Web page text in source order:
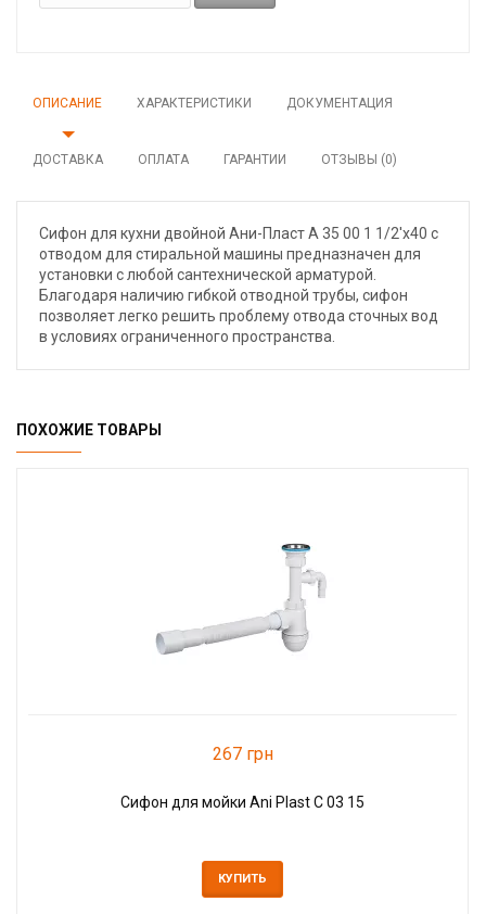
ОПИСАНИЕ ХАРАКТЕРИСТИКИ ДОКУМЕНТАЦИЯ
ДОСТАВКА ОПЛАТА ГАРАНТИИ ОТЗЫВЫ (0)
Сифон для кухни двойной Ани-Пласт А 35 00 1 1/2'x40 с
отводом для стиральной машины предназначен для
установки с любой сантехнической арматурой.
Благодаря наличию гибкой отводной трубы, сифон
позволяет легко решить проблему отвода сточных вод
в условиях ограниченного пространства.
ПОХОЖИЕ ТОВАРЫ
267 грн
Сифон для мойки Ani Plast С 03 15
КУПИТЬ